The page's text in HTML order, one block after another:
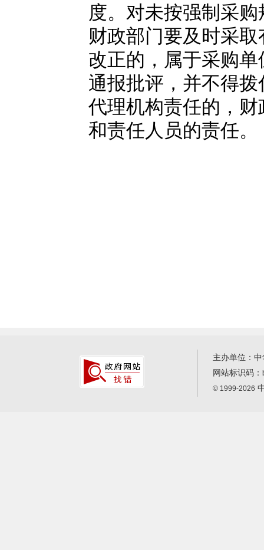
度。对未按强制采
财政部门要及时采
改正的，属于采购
通报批评，并不得
代理机构责任的，
和责任人员的责任。
主办单位：
网站标识码：
© 1999-2026